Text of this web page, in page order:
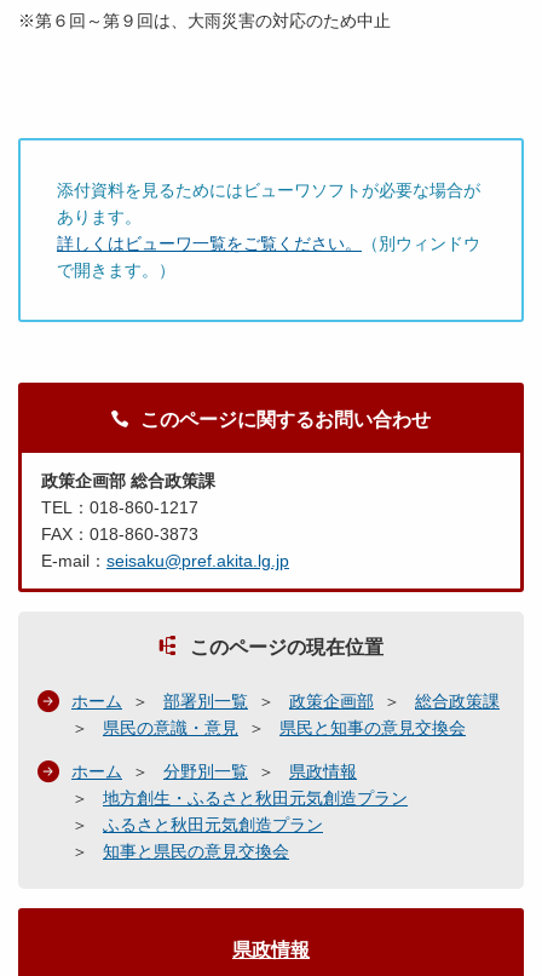
※第６回～第９回は、大雨災害の対応のため中止
添付資料を見るためにはビューワソフトが必要な場合が
あります。
詳しくはビューワ一覧をご覧ください。
（別ウィンドウ
で開きます。）
このページに関するお問い合わせ
政策企画部 総合政策課
TEL：018-860-1217
FAX：018-860-3873
E-mail： seisaku@pref.akita.lg.jp
このページの現在位置
ホーム 部署別一覧 政策企画部
総合政策課
県民の意識・意見
県民と知事の意見交換会
ホーム 分野別一覧
県政情報
地方創生・ふるさと秋田元気創造プラン
ふるさと秋田元気創造プラン
知事と県民の意見交換会
県政情報